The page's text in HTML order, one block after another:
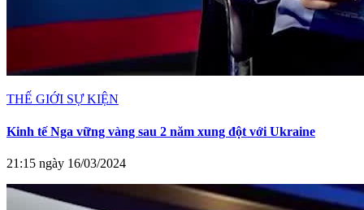
THẾ GIỚI SỰ KIỆN
Kinh tế Nga vững vàng sau 2 năm xung đột với Ukraine
21:15 ngày 16/03/2024